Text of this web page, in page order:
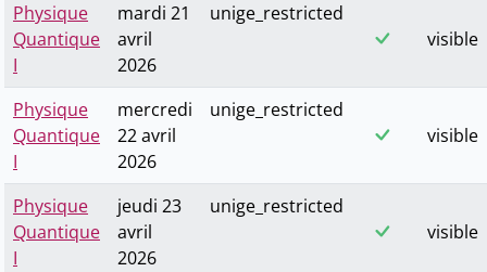
Physique
Quantique
I
mardi 21
avril
2026
unige_restricted
visible
Physique
Quantique
I
mercredi
22 avril
2026
unige_restricted
visible
Physique
Quantique
I
jeudi 23
avril
2026
unige_restricted
visible